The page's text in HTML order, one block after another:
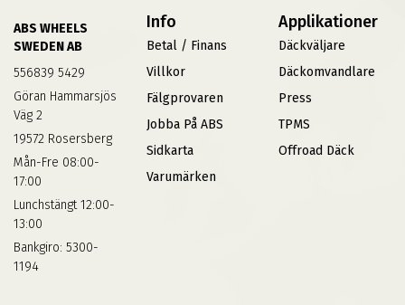
ABS WHEELS
SWEDEN AB
556839 5429
Göran Hammarsjös
Väg 2
19572 Rosersberg
Mån-Fre 08:00-
17:00
Lunchstängt 12:00-
13:00
Bankgiro: 5300-
1194
Info
Betal / Finans
Villkor
Fälgprovaren
Jobba På ABS
Sidkarta
Varumärken
Applikationer
Däckväljare
Däckomvandlare
Press
TPMS
Offroad Däck